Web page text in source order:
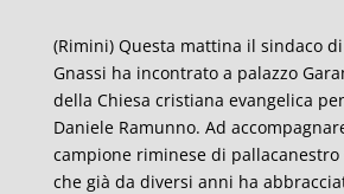
(Rimini) Questa mattina il sindaco
Gnassi ha incontrato a palazzo
della Chiesa cristiana evangelica
Daniele Ramunno. Ad
campione riminese di pallacanestro
che già da diversi anni ha